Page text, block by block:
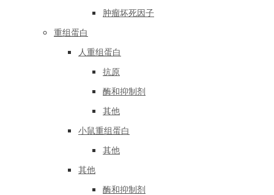
肿瘤坏死因子
重组蛋白
人重组蛋白
抗原
酶和抑制剂
其他
小鼠重组蛋白
其他
其他
酶和抑制剂